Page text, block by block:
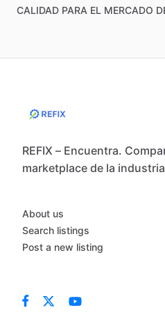
CALIDAD PARA EL MERCADO
REFIX – Encuentra.
marketplace de la
About us
Search listings
Post a new listing